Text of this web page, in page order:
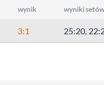
wynik wyniki setów
3:1 25:20,